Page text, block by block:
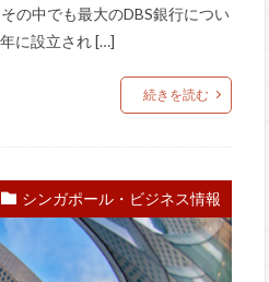
の中でも最大のDBS銀行につい
に設立され […]
続きを読む
シンガポール・ビジネス情報